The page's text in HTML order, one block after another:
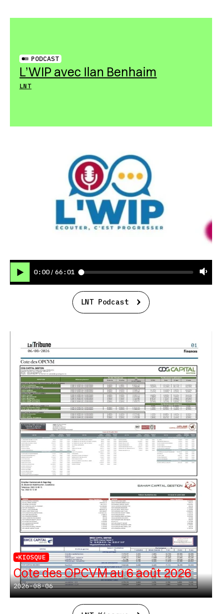
PODCAST
L’WIP avec Ilan Benhaim
LNT
0:00 / 66:01
LNT Podcast
KIOSQUE
Cote des OPCVM au 6 août 2026
2026-08-06